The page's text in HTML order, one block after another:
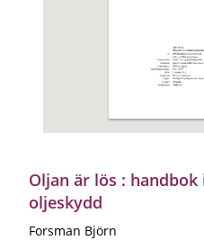
Oljan är lös :
oljeskydd
Forsman Björn